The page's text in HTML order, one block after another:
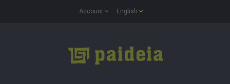
Account English